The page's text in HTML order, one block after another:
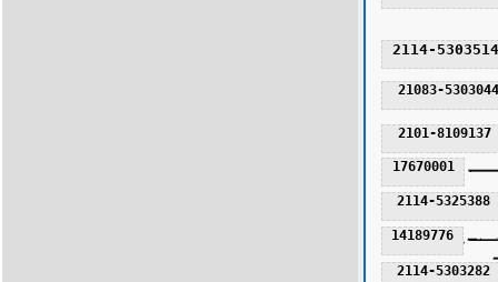
14189776
17670001
2101-8109137
21083-5303044
2114-5303282
2114-5303514
2114-5325388